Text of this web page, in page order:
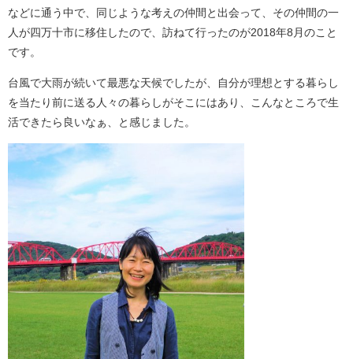
などに通う中で、同じような考えの仲間と出会って、その仲間の一
人が四万十市に移住したので、訪ねて行ったのが2018年8月のこと
です。
台風で大雨が続いて最悪な天候でしたが、自分が理想とする暮らし
を当たり前に送る人々の暮らしがそこにはあり、こんなところで生
活できたら良いなぁ、と感じました。